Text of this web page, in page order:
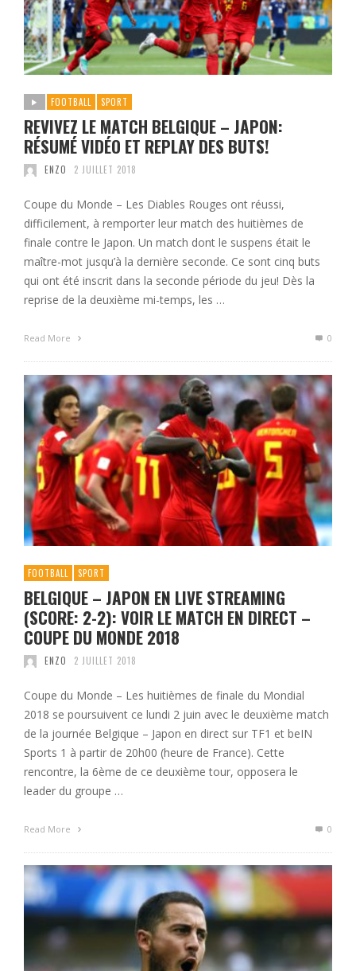
FOOTBALL SPORT
REVIVEZ LE MATCH BELGIQUE – JAPON:
RÉSUMÉ VIDÉO ET REPLAY DES BUTS!
ENZO 2 JUILLET 2018
Coupe du Monde – Les Diables Rouges ont réussi,
difficilement, à remporter leur match des huitièmes de
finale contre le Japon. Un match dont le suspens était le
maître-mot jusqu’à la dernière seconde. Ce sont cinq buts
qui ont été inscrit dans la seconde période du jeu! Dès la
reprise de la deuxième mi-temps, les …
Read More 0
FOOTBALL SPORT
BELGIQUE – JAPON EN LIVE STREAMING
(SCORE: 2-2): VOIR LE MATCH EN DIRECT –
COUPE DU MONDE 2018
ENZO 2 JUILLET 2018
Coupe du Monde – Les huitièmes de finale du Mondial
2018 se poursuivent ce lundi 2 juin avec le deuxième match
de la journée Belgique – Japon en direct sur TF1 et beIN
Sports 1 à partir de 20h00 (heure de France). Cette
rencontre, la 6ème de ce deuxième tour, opposera le
leader du groupe …
Read More 0